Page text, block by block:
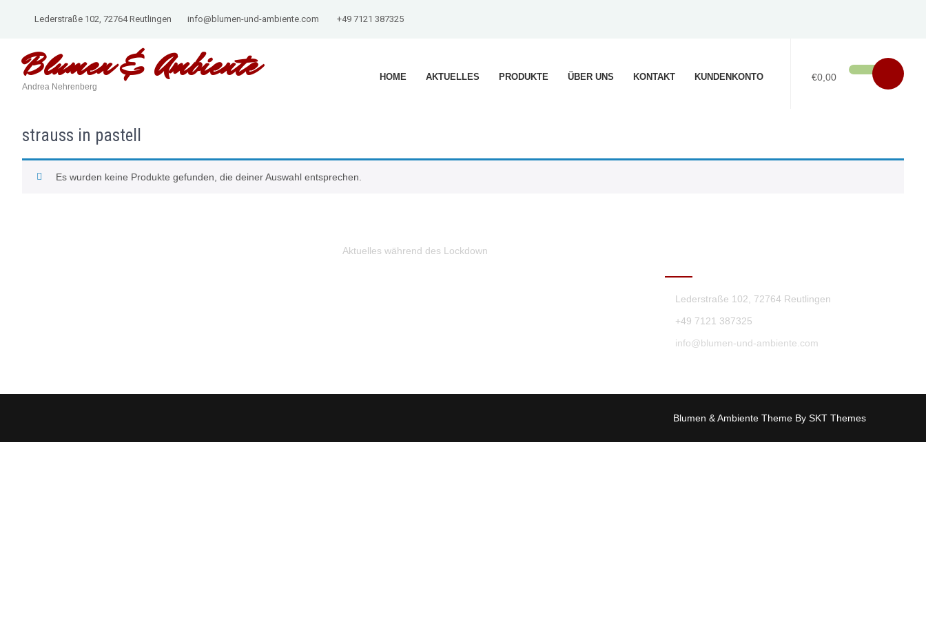
Lederstraße 102, 72764 Reutlingen info@blumen-und-ambiente.com +49 7121 387325
Blumen &Ambiente
Andrea Nehrenberg
€0,00
HOME AKTUELLES PRODUKTE ÜBER UNS KONTAKT KUNDENKONTO
strauss in pastell
Es wurden keine Produkte gefunden, die deiner Auswahl entsprechen.
Aktuelles während des Lockdown
Lederstraße 102, 72764 Reutlingen
+49 7121 387325
info@blumen-und-ambiente.com
Blumen & Ambiente Theme By SKT Themes